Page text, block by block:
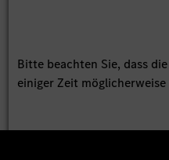
Bitte beachten Sie, dass
einiger Zeit